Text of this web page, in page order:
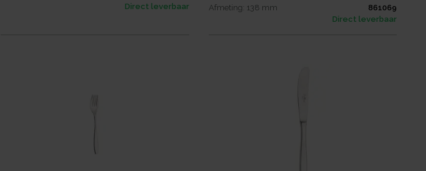
Direct leverbaar
Afmeting: 138 mm
861069
Direct leverbaar